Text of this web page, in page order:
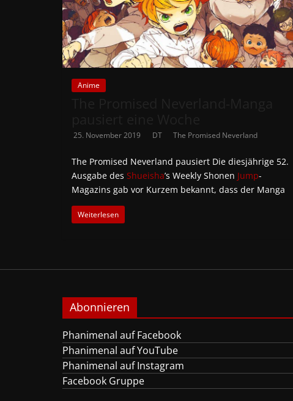
Anime
25. November 2019 DT The Promised Neverland
The Promised Neverland pausiert Die diesjährige 52.
Ausgabe des Shueisha’s Weekly Shonen Jump-
Magazins gab vor Kurzem bekannt, dass der Manga
Weiterlesen
Abonnieren
Phanimenal auf Facebook
Phanimenal auf YouTube
Phanimenal auf Instagram
Facebook Gruppe